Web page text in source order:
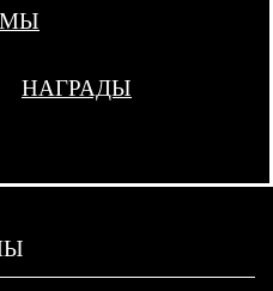
НАГРАДЫ